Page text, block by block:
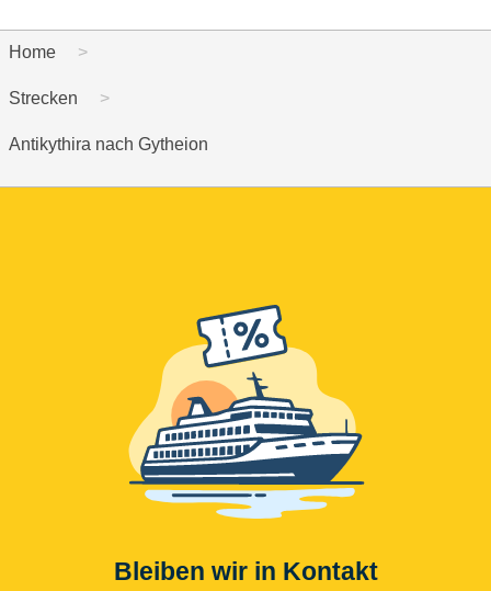
Home
Strecken
Antikythira nach Gytheion
Bleiben wir in Kontakt